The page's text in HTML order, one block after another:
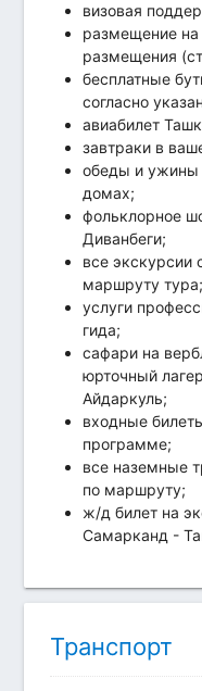
визовая
размещение на
размещения
бесплатные
согласно
авиабилет
завтраки в
обеды и ужины
домах;
фольклорное
Диванбеги;
все экскурсии
маршруту тура;
услуги
гида;
сафари на
юрточный
Айдаркуль;
входные
программе;
все наземные
по маршруту;
ж/д билет на
Самарканд -
Транспорт